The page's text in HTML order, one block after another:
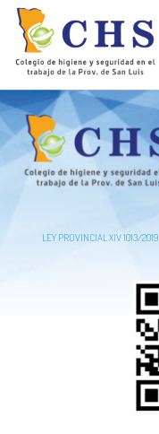
LEY PROVINCIAL XIV 1013/2019